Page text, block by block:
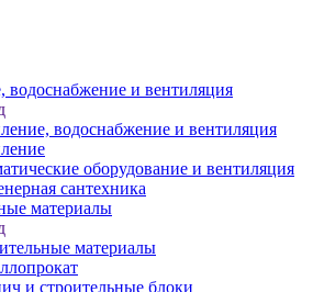
водоснабжение и вентиляция
водоснабжение и вентиляция
оборудование и вентиляция
сантехника
материалы
материалы
и строительные блоки